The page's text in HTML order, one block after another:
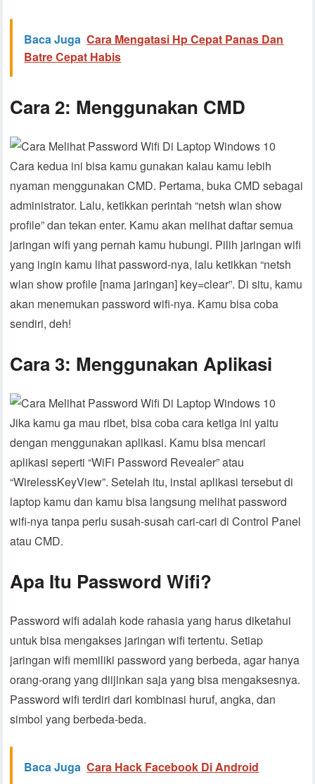
Baca Juga Cara Mengatasi Hp Cepat Panas Dan
Batre Cepat Habis
Cara 2: Menggunakan CMD
Cara kedua ini bisa kamu gunakan kalau kamu lebih
nyaman menggunakan CMD. Pertama, buka CMD sebagai
administrator. Lalu, ketikkan perintah “netsh wlan show
profile” dan tekan enter. Kamu akan melihat daftar semua
jaringan wifi yang pernah kamu hubungi. Pilih jaringan wifi
yang ingin kamu lihat password-nya, lalu ketikkan “netsh
wlan show profile [nama jaringan] key=clear”. Di situ, kamu
akan menemukan password wifi-nya. Kamu bisa coba
sendiri, deh!
Cara 3: Menggunakan Aplikasi
Jika kamu ga mau ribet, bisa coba cara ketiga ini yaitu
dengan menggunakan aplikasi. Kamu bisa mencari
aplikasi seperti “WiFi Password Revealer” atau
“WirelessKeyView”. Setelah itu, instal aplikasi tersebut di
laptop kamu dan kamu bisa langsung melihat password
wifi-nya tanpa perlu susah-susah cari-cari di Control Panel
atau CMD.
Apa Itu Password Wifi?
Password wifi adalah kode rahasia yang harus diketahui
untuk bisa mengakses jaringan wifi tertentu. Setiap
jaringan wifi memiliki password yang berbeda, agar hanya
orang-orang yang diijinkan saja yang bisa mengaksesnya.
Password wifi terdiri dari kombinasi huruf, angka, dan
simbol yang berbeda-beda.
Baca Juga Cara Hack Facebook Di Android